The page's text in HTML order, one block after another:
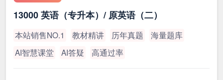
13000 英语（专升本）/ 原英语（二）
本站销售NO.1 教材精讲 历年真题
海量题库
AI智慧课堂
AI答疑 高通过率